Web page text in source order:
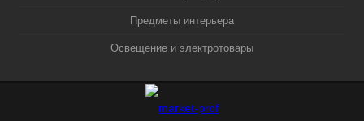
Предметы интерьера
Освещение и электротовары